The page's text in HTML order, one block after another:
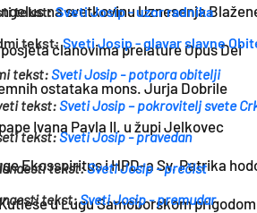
na svetkovinu Uznesenja
članovima prelature Opus Dei
ostataka mons. Jurja Dobrile
Ivana Pavla II. u župi Jelkovec
Ekosspiritus i HPD-a Sv. Patrika
u Lugu Samoborskom
tekst:Sveti Josip - uzor radnika
tekst:Sveti Josip - glavar slavne
tekst:Sveti Josip - potpora obitelji
tekst:Sveti Josip – pokrovitelj svete
tekst:Sveti Josip - pravedan
tekst:Sveti Josip - prečist
tekst:Sveti Josip - premudar